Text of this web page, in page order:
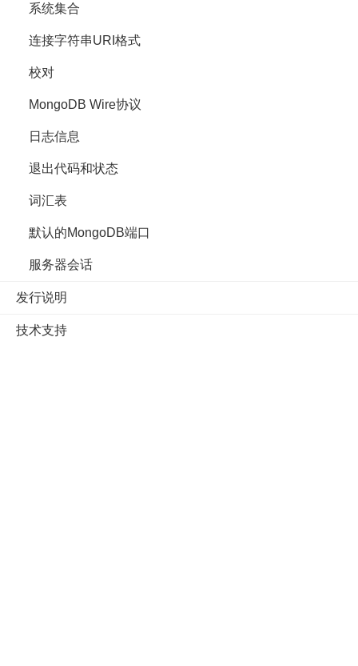
系统集合
连接字符串URI格式
校对
MongoDB Wire协议
日志信息
退出代码和状态
词汇表
默认的MongoDB端口
服务器会话
发行说明
技术支持